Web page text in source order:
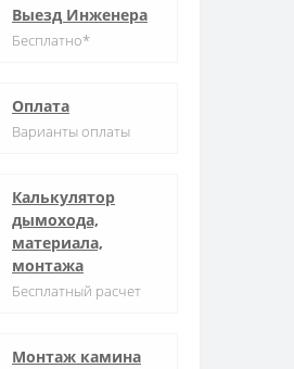
Выезд Инженера
Бесплатно*
Оплата
Варианты оплаты
Калькулятор
дымохода,
материала,
монтажа
Бесплатный расчет
Монтаж камина